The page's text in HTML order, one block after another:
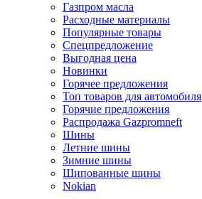
Газпром масла
Расходные материалы
Популярные товары
Спецпредложение
Выгодная цена
Новинки
Горячее предложения
Топ товаров для автомобиля
Горячие предложения
Распродажа Gazpromneft
Шины
Летние шины
Зимние шины
Шипованные шины
Nokian